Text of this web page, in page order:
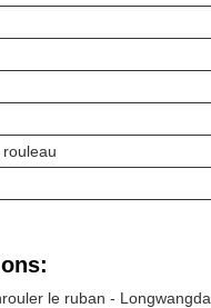
le ruban - Longwangda